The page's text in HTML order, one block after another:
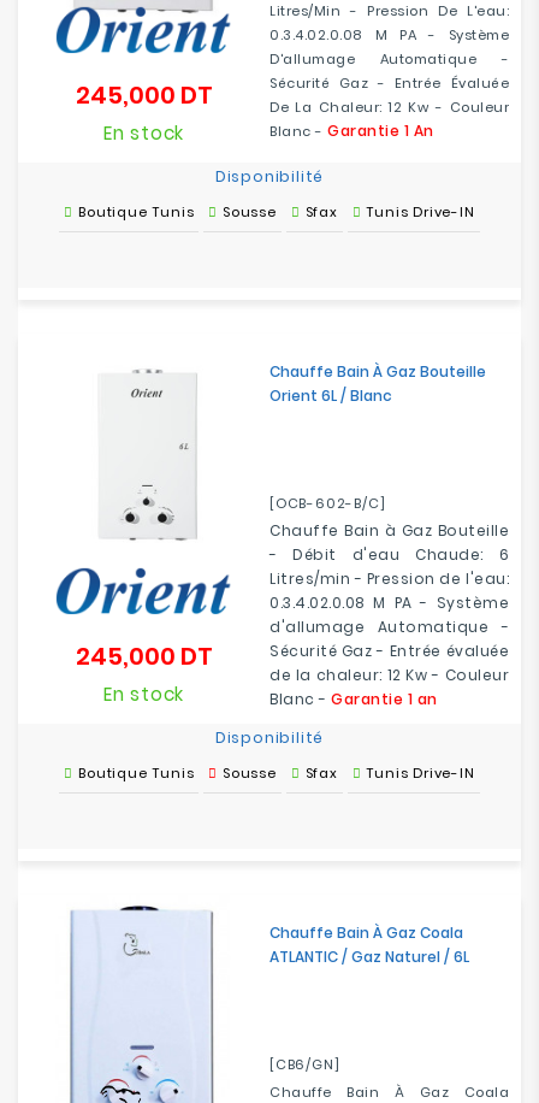
Litres/min - Pression De L'eau:
0.3.4.02.0.08 M PA - Système
D'allumage Automatique -
Sécurité Gaz - Entrée Évaluée
De La Chaleur: 12 Kw - Couleur
Blanc - Garantie 1 An
245,000 DTPrix
En stock
Disponibilité
Boutique Tunis Sousse Sfax Tunis Drive-IN
Chauffe Bain À Gaz Bouteille
Orient 6L / Blanc
[OCB-602-B/C]
Chauffe Bain à Gaz Bouteille
- Débit d'eau Chaude: 6
Litres/min - Pression de l'eau:
0.3.4.02.0.08 M PA - Système
d'allumage Automatique -
Sécurité Gaz - Entrée évaluée
de la chaleur: 12 Kw - Couleur
Blanc - Garantie 1 an
245,000 DTPrix
En stock
Disponibilité
Boutique Tunis Sousse Sfax Tunis Drive-IN
Chauffe Bain À Gaz Coala
ATLANTIC / Gaz Naturel / 6L
[CB6/GN]
Chauffe Bain À Gaz Coala